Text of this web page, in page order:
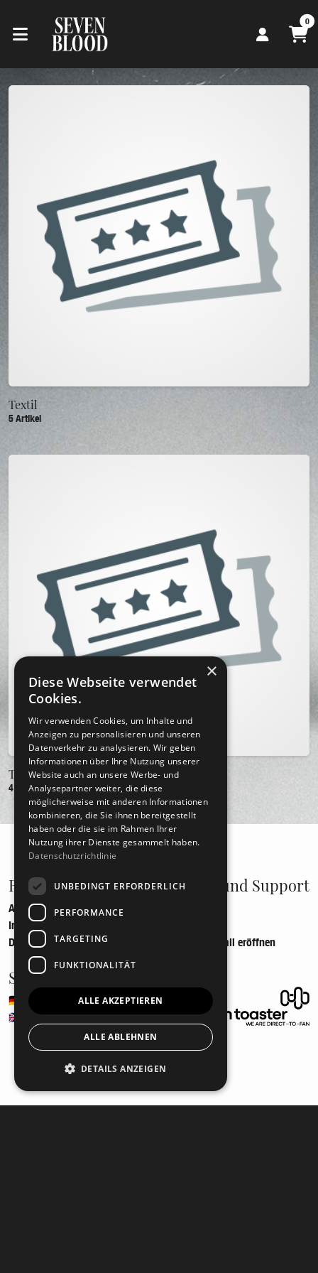
0
Startseite
Kategorien
Textil
5 Artikel
Tonträger
4 Artikel
Recht und Ordnung
AGB
Impressum
Datenschutz
Hilfe und Support
Supportfall eröffnen
Sprache
🇩🇪
Deutsch
🇬🇧
Englisch
×
Diese Webseite verwendet
Cookies.
Wir verwenden Cookies, um Inhalte und
Anzeigen zu personalisieren und unseren
Datenverkehr zu analysieren. Wir geben
Informationen über Ihre Nutzung unserer
Website auch an unsere Werbe- und
Analysepartner weiter, die diese
möglicherweise mit anderen Informationen
kombinieren, die Sie ihnen bereitgestellt
haben oder die sie im Rahmen Ihrer
Nutzung ihrer Dienste gesammelt haben.
Datenschutzrichtlinie
UNBEDINGT ERFORDERLICH
PERFORMANCE
TARGETING
FUNKTIONALITÄT
ALLE AKZEPTIEREN
ALLE ABLEHNEN
DETAILS ANZEIGEN